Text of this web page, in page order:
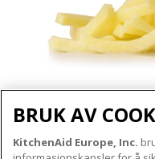
BRUK AV
KitchenAid Europe, Inc.